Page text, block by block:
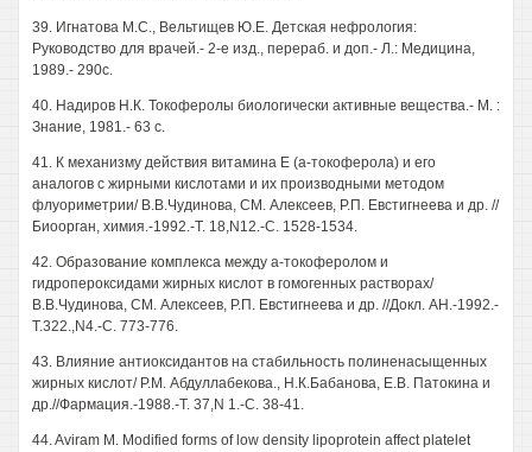
39. Игнатова M.C., Вельтищев Ю.Е. Детская нефрология:
Руководство для врачей.- 2-е изд., перераб. и доп.- Л.: Медицина,
1989.- 290с.
40. Надиров Н.К. Токоферолы биологически активные вещества.- М. :
Знание, 1981.- 63 с.
41. К механизму действия витамина Е (а-токоферола) и его
аналогов с жирными кислотами и их производными методом
флуориметрии/ В.В.Чудинова, СМ. Алексеев, Р.П. Евстигнеева и др. //
Биоорган, химия.-1992.-Т. 18,N12.-C. 1528-1534.
42. Образование комплекса между а-токоферолом и
гидропероксидами жирных кислот в гомогенных растворах/
В.В.Чудинова, СМ. Алексеев, Р.П. Евстигнеева и др. //Докл. AH.-1992.-
T.322.,N4.-C. 773-776.
43. Влияние антиоксидантов на стабильность полиненасыщенных
жирных кислот/ P.M. Абдуллабекова., Н.К.Бабанова, Е.В. Патокина и
др.//Фармация.-1988.-Т. 37,N 1.-С. 38-41.
44. Aviram М. Modified forms of low density lipoprotein affect platelet